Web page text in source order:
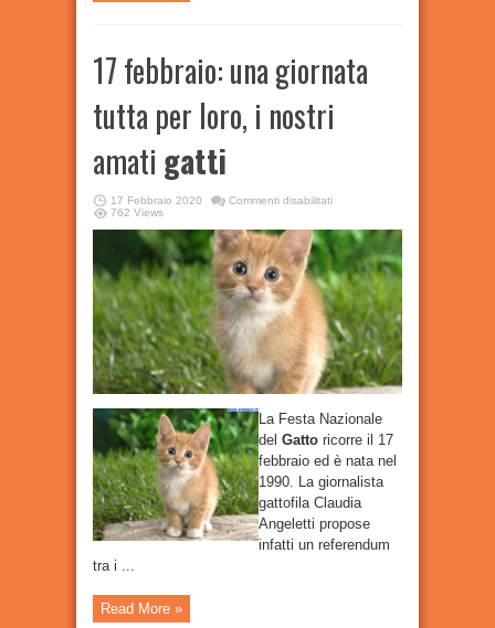
17 febbraio: una giornata
tutta per loro, i nostri
amati gatti
17 Febbraio 2020 Commenti disabilitatisu
una
giornata
tutta
per
loro,
i
nostri
amati
gatti
762 Views
La Festa Nazionale
del Gatto ricorre il 17
febbraio ed è nata nel
1990. La giornalista
gattofila Claudia
Angeletti propose
infatti un referendum
tra i ...
Read More »